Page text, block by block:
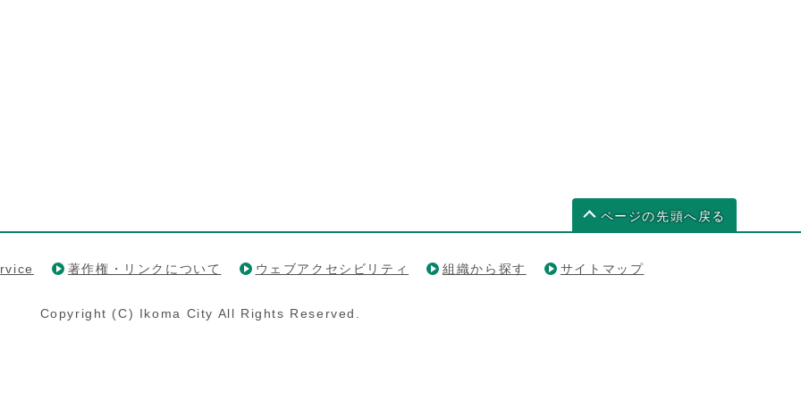
ページの先頭へ戻る
著作権・リンクについて ウェブアクセシビリティ 組織から探す サイトマップ
Copyright (C) Ikoma City All Rights Reserved.